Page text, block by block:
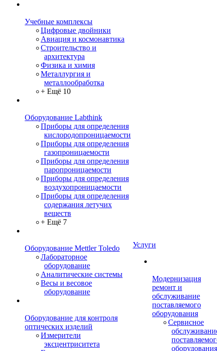
Учебные комплексы
Цифровые двойники
Авиация и космонавтика
Строительство и
архитектура
Физика и химия
Металлургия и
металлообработка
+ Ещё 10
Оборудование Labthink
Приборы для определения
кислородопроницаемости
Приборы для определения
газопроницаемости
Приборы для определения
паропроницаемости
Приборы для определения
воздухопроницаемости
Приборы для определения
содержания летучих
веществ
+ Ещё 7
Оборудование Mettler Toledo
Лабораторное
оборудование
Аналитические системы
Весы и весовое
оборудование
Оборудование для контроля
оптических изделий
Измерители
эксцентриситета
Услуги
Модернизация
ремонт и
обслуживание
поставляемого
оборудования
Сервисное
оборудования